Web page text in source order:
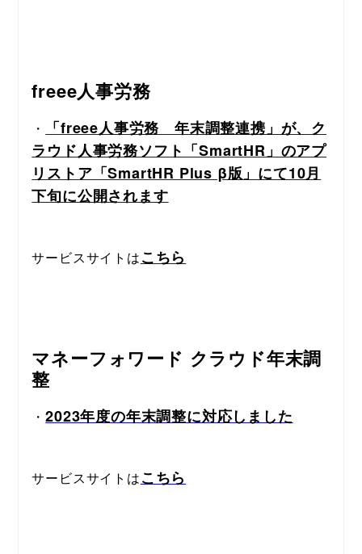
freee人事労務
・
「freee人事労務　年末調整連携」が、ク
ラウド人事労務ソフト「SmartHR」のアプ
リストア「SmartHR Plus β版」にて10月
下旬に公開されます
サービスサイトはこちら
マネーフォワード クラウド年末調
整
・2023年度の年末調整に対応しました
サービスサイトはこちら